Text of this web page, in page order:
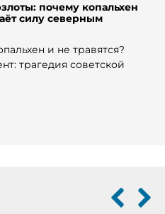
почему копальхен
силу северным
и не травятся?
трагедия советской